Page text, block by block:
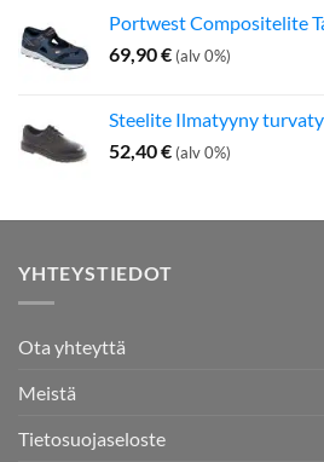
Portwest Compositelite
69,90€ (alv 0%)
Steelite Ilmatyyny
52,40€ (alv 0%)
YHTEYSTIEDOT
Ota yhteyttä
Meistä
Tietosuojaseloste